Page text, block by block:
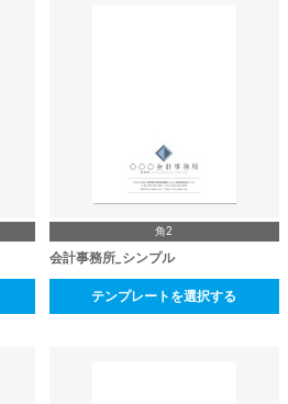
角2
会計事務所_シンプル
テンプレートを選択する